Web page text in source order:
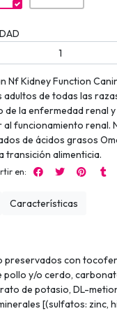
Nf Kidney Function
adultos de todas las
de la enfermedad renal
al funcionamiento renal.
de ácidos grasos
transición alimenticia.
en:
con
y/o cerdo,
de potasio, DL-
minerales [(sulfatos:
Características